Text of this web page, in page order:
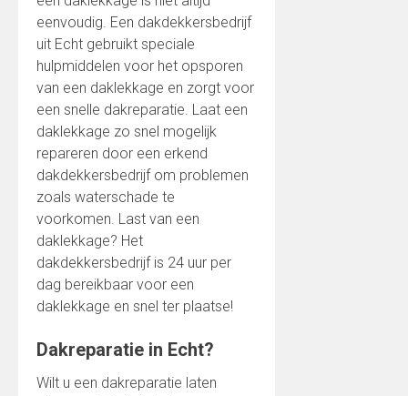
eenvoudig. Een dakdekkersbedrijf
uit Echt gebruikt speciale
hulpmiddelen voor het opsporen
van een daklekkage en zorgt voor
een snelle dakreparatie. Laat een
daklekkage zo snel mogelijk
repareren door een erkend
dakdekkersbedrijf om problemen
zoals waterschade te
voorkomen. Last van een
daklekkage? Het
dakdekkersbedrijf is 24 uur per
dag bereikbaar voor een
daklekkage en snel ter plaatse!
Dakreparatie in Echt?
Wilt u een dakreparatie laten